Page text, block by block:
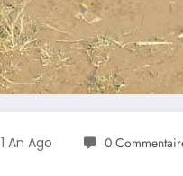
1 An Ago 0